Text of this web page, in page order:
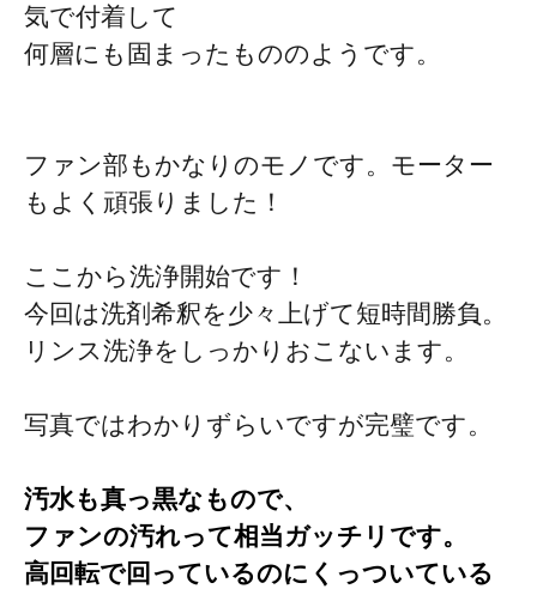
気で付着して
何層にも固まったもののようです。
ファン部もかなりのモノです。モーター
もよく頑張りました！
ここから洗浄開始です！
今回は洗剤希釈を少々上げて短時間勝負。
リンス洗浄をしっかりおこないます。
写真ではわかりずらいですが完璧です。
汚水も真っ黒なもので、
ファンの汚れって相当ガッチリです。
高回転で回っているのにくっついている